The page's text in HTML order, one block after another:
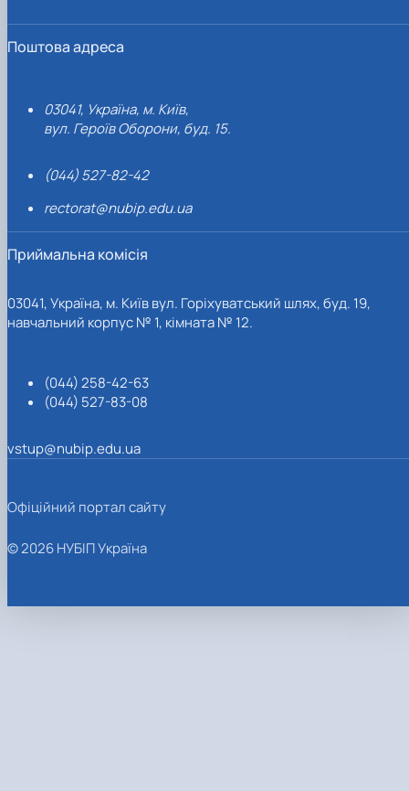
Поштова адреса
03041, Україна, м. Київ,
вул. Героїв Оборони, буд. 15.
(044) 527-82-42
rectorat@nubip.edu.ua
Приймальна комісія
03041, Україна, м. Київ вул. Горіхуватський шлях, буд. 19,
навчальний корпус № 1, кімната № 12.
(044) 258-42-63
(044) 527-83-08
vstup@nubip.edu.ua
Офіційний портал сайту
© 2026 НУБІП Україна